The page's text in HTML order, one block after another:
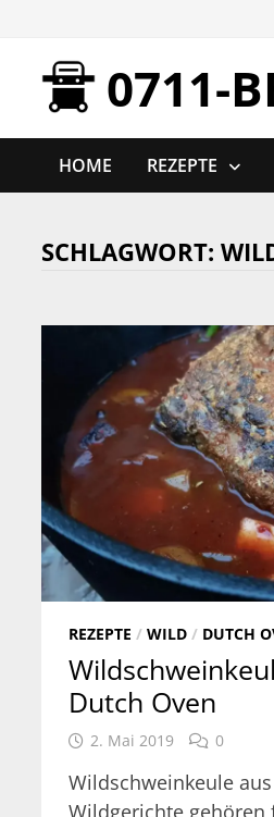
Inhalt
0711-
HOME REZEPTE
SCHLAGWORT:
REZEPTE /WILD / DUTCH
Dutch Oven
2. Mai 2019 0
Wildschweinkeule